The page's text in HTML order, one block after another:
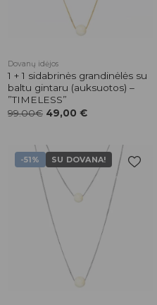
Dovanų idėjos
1 + 1 sidabrinės grandinėlės su
baltu gintaru (auksuotos) –
”TIMELESS”
99.00€ 49,00 €
-51% SU DOVANA!
Pridėti į
patikusios